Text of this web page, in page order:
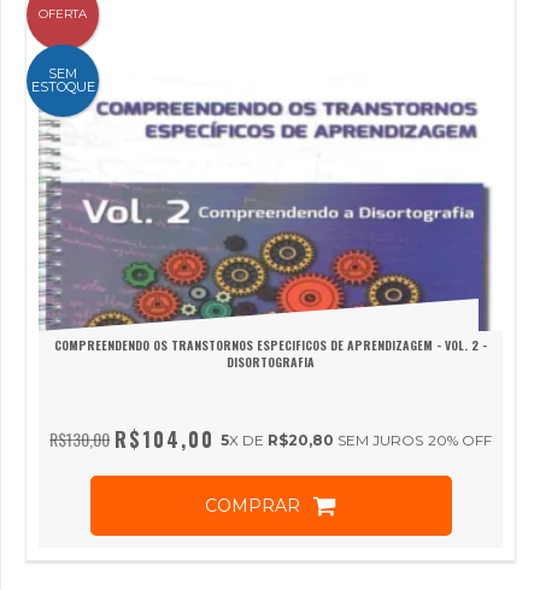
OFERTA
SEM
ESTOQUE
COMPREENDENDO OS TRANSTORNOS ESPECIFICOS DE APRENDIZAGEM - VOL. 2 -
DISORTOGRAFIA
R$130,00 20% OFF
R$104,00 5X DE R$20,80 SEM JUROS
COMPRAR